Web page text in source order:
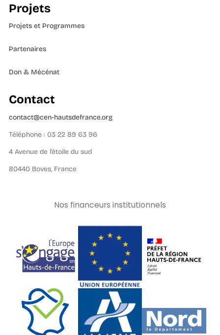
Projets
Projets et Programmes
Partenaires
Don & Mécénat
Contact
contact@cen-hautsdefrance.org
Téléphone : 03 22 89 63 96
4 Avenue de l’étoile du sud
80440 Boves, France
Nos financeurs institutionnels